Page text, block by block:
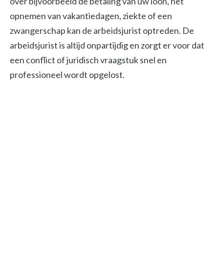
opnemen van vakantiedagen, ziekte of een
zwangerschap kan de arbeidsjurist optreden. De
arbeidsjurist is altijd onpartijdig en zorgt er voor dat
een conflict of juridisch vraagstuk snel en
professioneel wordt opgelost.